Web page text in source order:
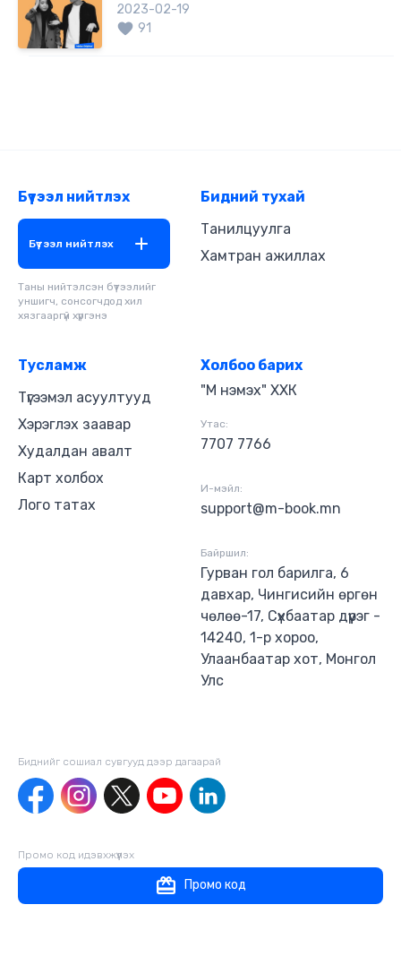
2023-02-19
91
Бүтээл нийтлэх
Бүтээл нийтлэх
Таны нийтэлсэн бүтээлийг
уншигч, сонсогчдод хил
хязгааргүй хүргэнэ
Бидний тухай
Танилцуулга
Хамтран ажиллах
Тусламж
Түгээмэл асуултууд
Хэрэглэх заавар
Худалдан авалт
Карт холбох
Лого татах
Холбоо барих
"М нэмэх" ХХК
Утас:
7707 7766
И-мэйл:
support@m-book.mn
Байршил:
Гурван гол барилга, 6
давхар, Чингисийн өргөн
чөлөө-17, Сүхбаатар дүүрэг -
14240, 1-р хороо,
Улаанбаатар хот, Монгол
Улс
Биднийг сошиал сувгууд дээр дагаaрай
Промо код идэвхжүүлэх
Промо код